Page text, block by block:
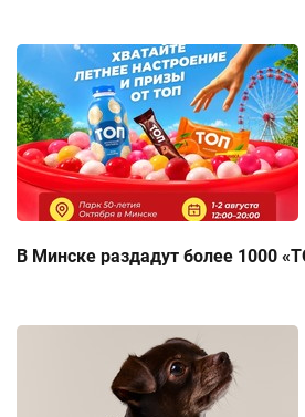
В Минске раздадут более 1000